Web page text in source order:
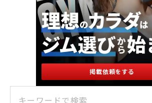
掲載依頼をする